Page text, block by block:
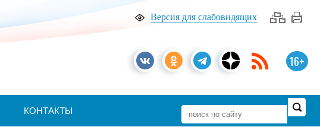
Версия для слабовидящих
16+
КОНТАКТЫ